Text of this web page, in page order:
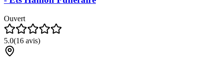
Ouvert
5.0(16 avis)